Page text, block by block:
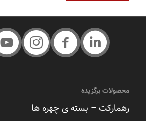
محصولات برگزیده
رهمارکت – بسته ی چهره ها